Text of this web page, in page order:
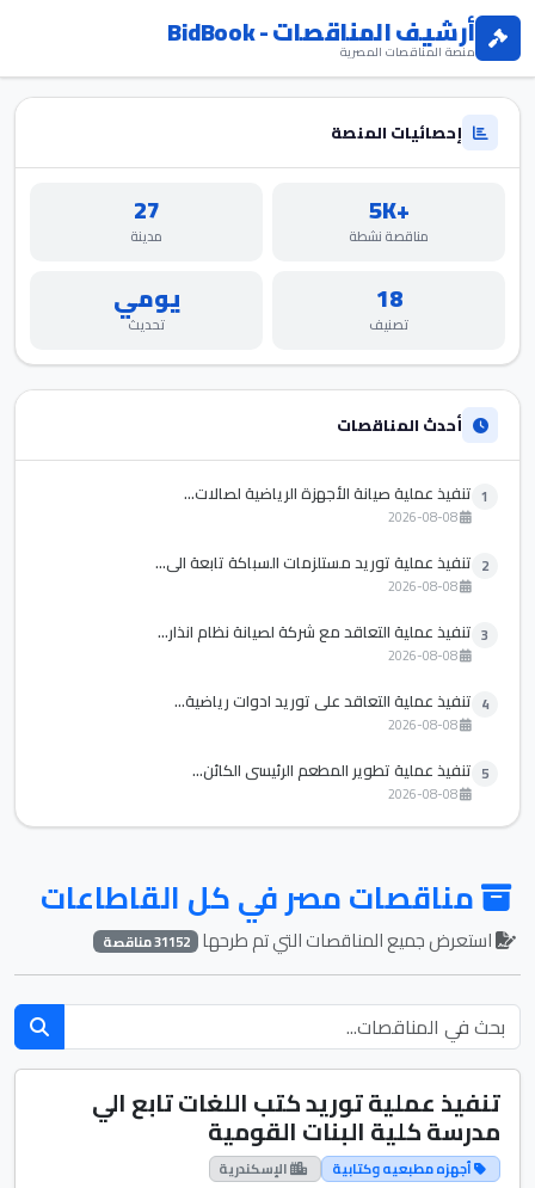
أرشيف المناقصات - BidBook
منصة المناقصات المصرية
إحصائيات المنصة
+5K
مناقصة نشطة
27
مدينة
18
تصنيف
يومي
تحديث
أحدث المناقصات
1 تنفيذ عملية صيانة الأجهزة الرياضية لصالات...
2 تنفيذ عملية توريد مستلزمات السباكة تابعة الي...
3 تنفيذ عملية التعاقد مع شركة لصيانة نظام انذار...
4 تنفيذ عملية التعاقد علي توريد ادوات رياضية...
5 تنفيذ عملية تطوير المطعم الرئيسي الكائن...
مناقصات مصر في كل القاطاعات
استعرض جميع المناقصات التي تم طرحها 31152 مناقصة
تنفيذ عملية توريد كتب اللغات تابع الي
مدرسة كلية البنات القومية
أجهزه مطبعيه وكتابية الإسكندرية